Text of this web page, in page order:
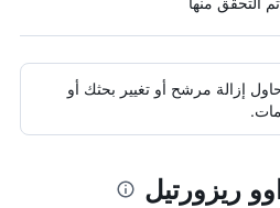
إزالة مرشح أو تغيير بحثك أو
ريزورتيل